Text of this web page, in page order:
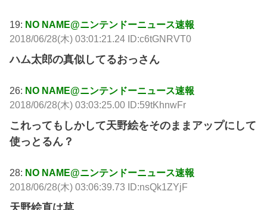
19: NO NAME@ニンテンドーニュース速報
2018/06/28(木) 03:01:21.24 ID:c6tGNRVT0
ハム太郎の真似してるおっさん
26: NO NAME@ニンテンドーニュース速報
2018/06/28(木) 03:03:25.00 ID:59tKhnwFr
これってもしかして天野絵をそのままアップにして
使っとるん？
28: NO NAME@ニンテンドーニュース速報
2018/06/28(木) 03:06:39.73 ID:nsQk1ZYjF